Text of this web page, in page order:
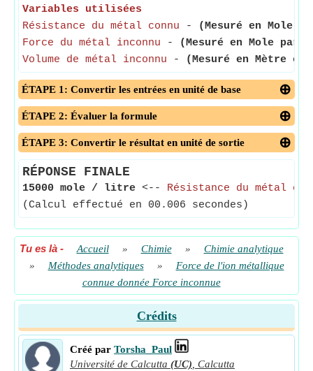
Variables utilisées
Résistance du métal connu -
(Mesuré en Mole
Force du métal inconnu -
(Mesuré en Mole par
Volume de métal inconnu - (Mesuré en Mètre
ÉTAPE 1: Convertir les entrées en unité de base
ÉTAPE 2: Évaluer la formule
ÉTAPE 3: Convertir le résultat en unité de sortie
RÉPONSE FINALE
15000 mole / litre <-- Résistance du métal
(Calcul effectué en 00.006 secondes)
Tu es là- Accueil » Chimie »
Chimie analytique
»
Méthodes analytiques »
Force de l'ion métallique
connue donnée Force inconnue
Crédits
Créé par Torsha_Paul
Université de Calcutta (UC) Calcutta